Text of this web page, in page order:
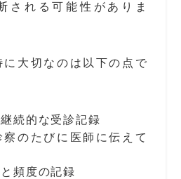
される可能性がありま
大切なのは以下の点で
続的な受診記録
のたびに医師に伝えて
頻度の記録